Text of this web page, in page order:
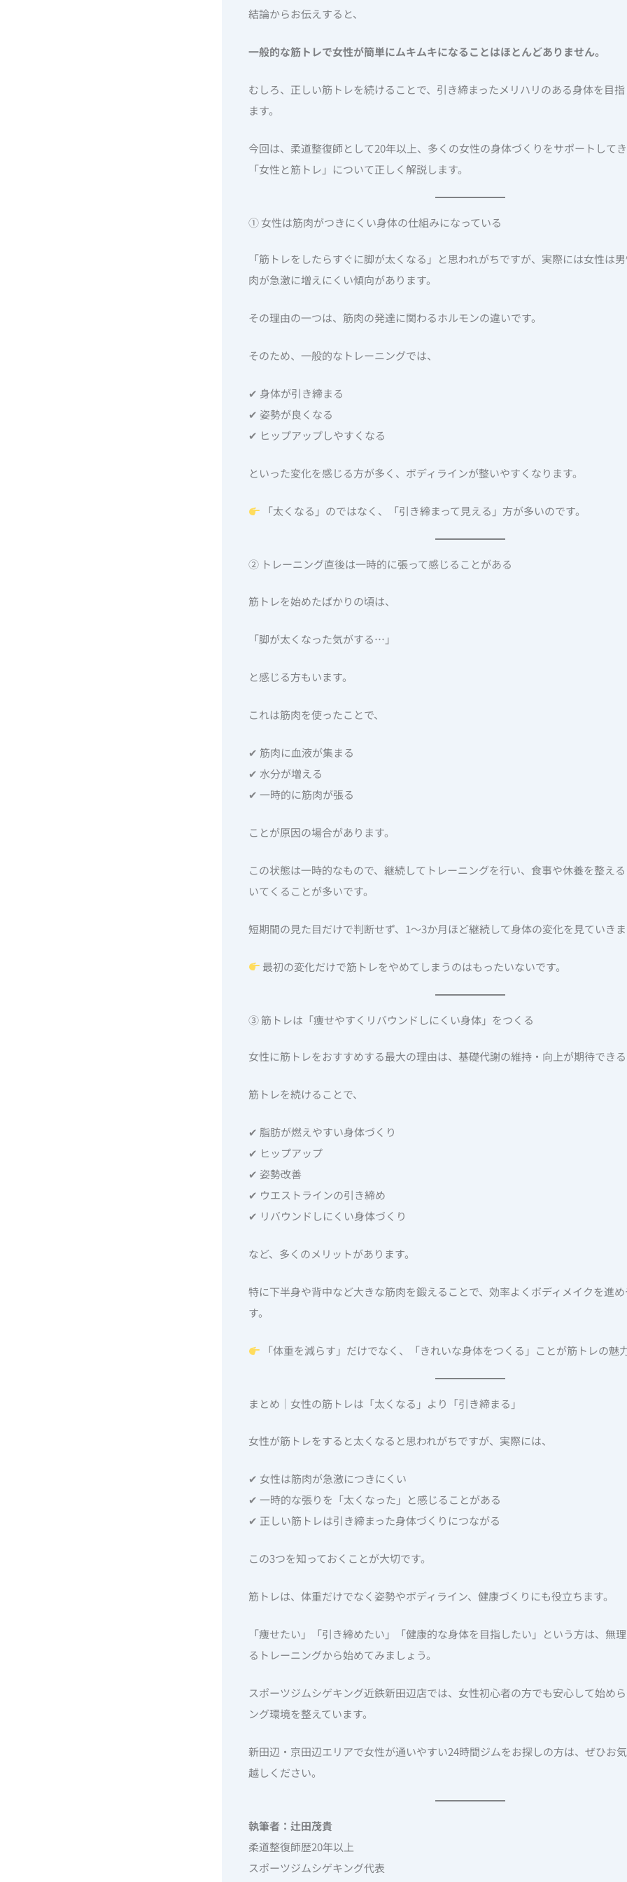
結論からお伝えすると、
一般的な筋トレで女性が簡単にムキムキになることはほとんどありません。
むしろ、正しい筋トレを続けることで、引き締まったメリハリのある身体を目
ます。
今回は、柔道整復師として20年以上、多くの女性の身体づくりをサポートしてき
「女性と筋トレ」について正しく解説します。
① 女性は筋肉がつきにくい身体の仕組みになっている
「筋トレをしたらすぐに脚が太くなる」と思われがちですが、実際には女性は
肉が急激に増えにくい傾向があります。
その理由の一つは、筋肉の発達に関わるホルモンの違いです。
そのため、一般的なトレーニングでは、
✔ 身体が引き締まる
✔ 姿勢が良くなる
✔ ヒップアップしやすくなる
といった変化を感じる方が多く、ボディラインが整いやすくなります。
「太くなる」のではなく、「引き締まって見える」方が多いのです。
② トレーニング直後は一時的に張って感じることがある
筋トレを始めたばかりの頃は、
「脚が太くなった気がする…」
と感じる方もいます。
これは筋肉を使ったことで、
✔ 筋肉に血液が集まる
✔ 水分が増える
✔ 一時的に筋肉が張る
ことが原因の場合があります。
この状態は一時的なもので、継続してトレーニングを行い、食事や休養を整え
いてくることが多いです。
短期間の見た目だけで判断せず、1〜3か月ほど継続して身体の変化を見ていきま
最初の変化だけで筋トレをやめてしまうのはもったいないです。
③ 筋トレは「痩せやすくリバウンドしにくい身体」をつくる
女性に筋トレをおすすめする最大の理由は、基礎代謝の維持・向上が期待できる
筋トレを続けることで、
✔ 脂肪が燃えやすい身体づくり
✔ ヒップアップ
✔ 姿勢改善
✔ ウエストラインの引き締め
✔ リバウンドしにくい身体づくり
など、多くのメリットがあります。
特に下半身や背中など大きな筋肉を鍛えることで、効率よくボディメイクを進
す。
「体重を減らす」だけでなく、「きれいな身体をつくる」ことが筋トレの魅力
まとめ｜女性の筋トレは「太くなる」より「引き締まる」
女性が筋トレをすると太くなると思われがちですが、実際には、
✔ 女性は筋肉が急激につきにくい
✔ 一時的な張りを「太くなった」と感じることがある
✔ 正しい筋トレは引き締まった身体づくりにつながる
この3つを知っておくことが大切です。
筋トレは、体重だけでなく姿勢やボディライン、健康づくりにも役立ちます。
「痩せたい」「引き締めたい」「健康的な身体を目指したい」という方は、無
るトレーニングから始めてみましょう。
スポーツジムシゲキング近鉄新田辺店では、女性初心者の方でも安心して始め
ング環境を整えています。
新田辺・京田辺エリアで女性が通いやすい24時間ジムをお探しの方は、ぜひお
越しください。
執筆者：辻田茂貴
柔道整復師歴20年以上
スポーツジムシゲキング代表